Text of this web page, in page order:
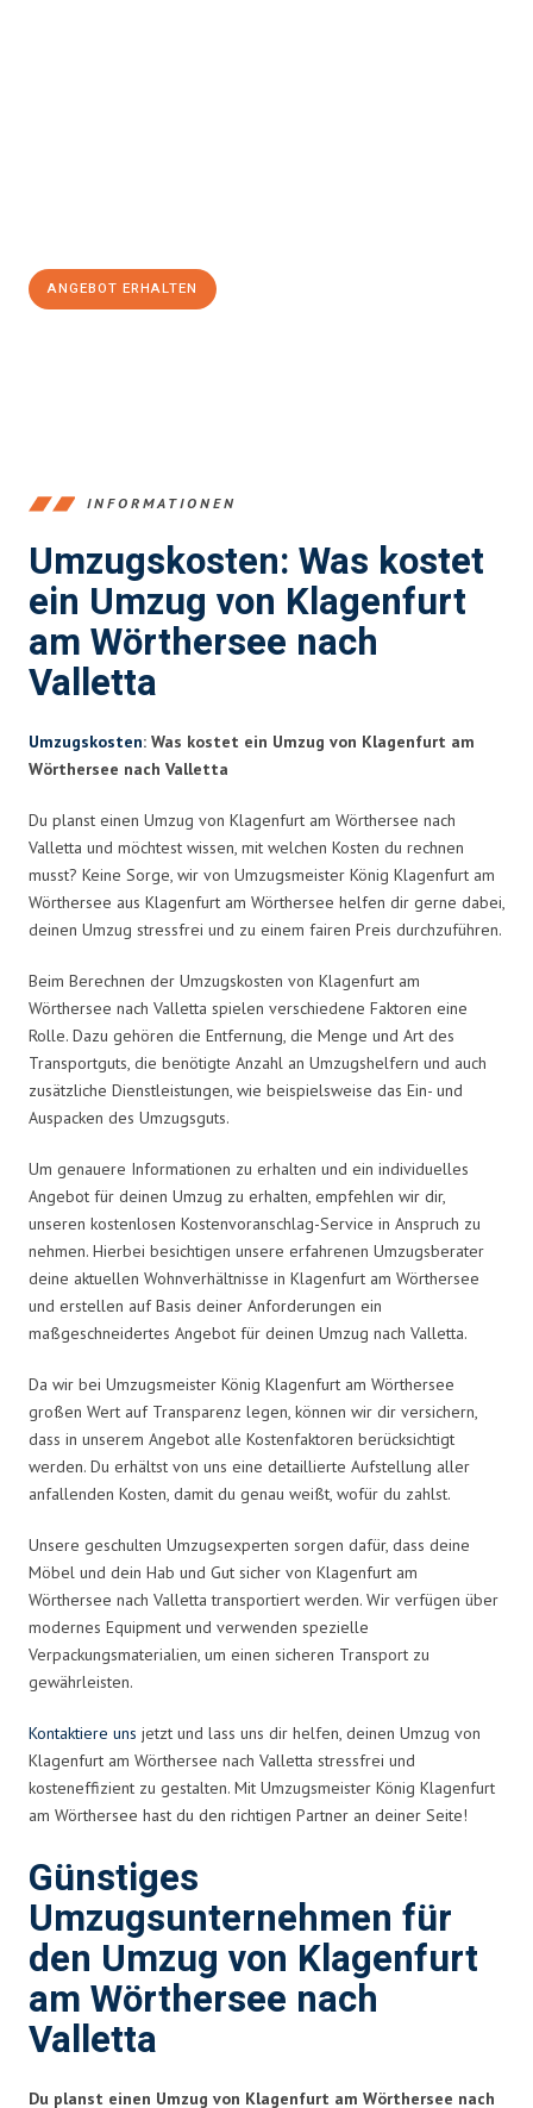
ANGEBOT ERHALTEN
INFORMATIONEN
Umzugskosten: Was kostet
ein Umzug von Klagenfurt
am Wörthersee nach
Valletta
Umzugskosten: Was kostet ein Umzug von Klagenfurt am
Wörthersee nach Valletta
Du planst einen Umzug von Klagenfurt am Wörthersee nach
Valletta und möchtest wissen, mit welchen Kosten du rechnen
musst? Keine Sorge, wir von Umzugsmeister König Klagenfurt am
Wörthersee aus Klagenfurt am Wörthersee helfen dir gerne dabei,
deinen Umzug stressfrei und zu einem fairen Preis durchzuführen.
Beim Berechnen der Umzugskosten von Klagenfurt am
Wörthersee nach Valletta spielen verschiedene Faktoren eine
Rolle. Dazu gehören die Entfernung, die Menge und Art des
Transportguts, die benötigte Anzahl an Umzugshelfern und auch
zusätzliche Dienstleistungen, wie beispielsweise das Ein- und
Auspacken des Umzugsguts.
Um genauere Informationen zu erhalten und ein individuelles
Angebot für deinen Umzug zu erhalten, empfehlen wir dir,
unseren kostenlosen Kostenvoranschlag-Service in Anspruch zu
nehmen. Hierbei besichtigen unsere erfahrenen Umzugsberater
deine aktuellen Wohnverhältnisse in Klagenfurt am Wörthersee
und erstellen auf Basis deiner Anforderungen ein
maßgeschneidertes Angebot für deinen Umzug nach Valletta.
Da wir bei Umzugsmeister König Klagenfurt am Wörthersee
großen Wert auf Transparenz legen, können wir dir versichern,
dass in unserem Angebot alle Kostenfaktoren berücksichtigt
werden. Du erhältst von uns eine detaillierte Aufstellung aller
anfallenden Kosten, damit du genau weißt, wofür du zahlst.
Unsere geschulten Umzugsexperten sorgen dafür, dass deine
Möbel und dein Hab und Gut sicher von Klagenfurt am
Wörthersee nach Valletta transportiert werden. Wir verfügen über
modernes Equipment und verwenden spezielle
Verpackungsmaterialien, um einen sicheren Transport zu
gewährleisten.
Kontaktiere uns jetzt und lass uns dir helfen, deinen Umzug von
Klagenfurt am Wörthersee nach Valletta stressfrei und
kosteneffizient zu gestalten. Mit Umzugsmeister König Klagenfurt
am Wörthersee hast du den richtigen Partner an deiner Seite!
Günstiges
Umzugsunternehmen für
den Umzug von Klagenfurt
am Wörthersee nach
Valletta
Du planst einen Umzug von Klagenfurt am Wörthersee nach